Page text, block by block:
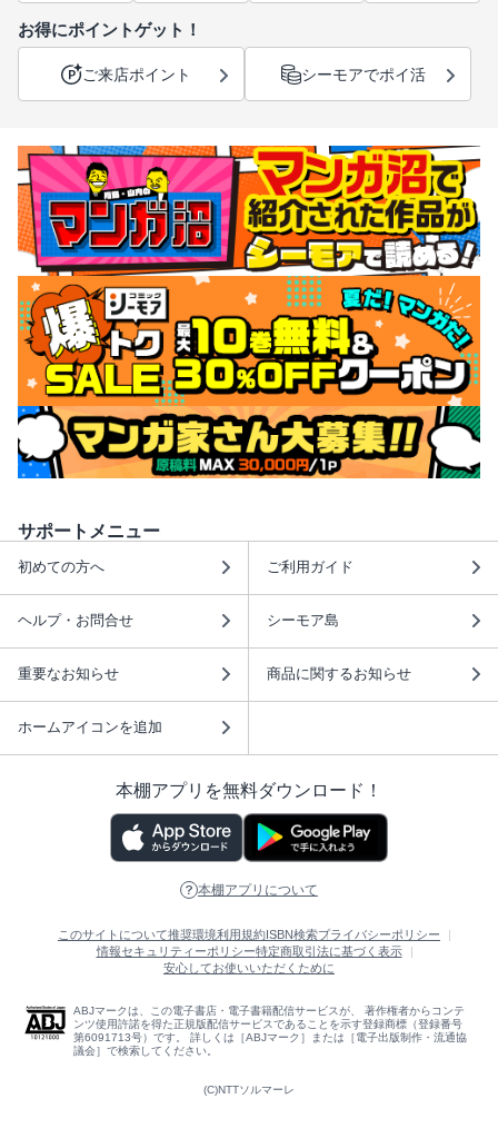
お得にポイントゲット！
ご来店ポイント シーモアでポイ活
サポートメニュー
初めての方へ ご利用ガイド
ヘルプ・お問合せ シーモア島
重要なお知らせ 商品に関するお知らせ
ホームアイコンを追加
本棚アプリを無料ダウンロード！
本棚アプリについて
このサイトについて推奨環境利用規約 ISBN検索プライバシーポリシー
情報セキュリティーポリシー特定商取引法に基づく表示
安心してお使いいただくために
ABJマークは、この電子書店・電子書籍配信サービスが、 著作権者からコンテ
ンツ使用許諾を得た正規版配信サービスであることを示す登録商標（登録番号
第6091713号）です。 詳しくは［ABJマーク］または［電子出版制作・流通協
議会］で検索してください。
(C)NTTソルマーレ